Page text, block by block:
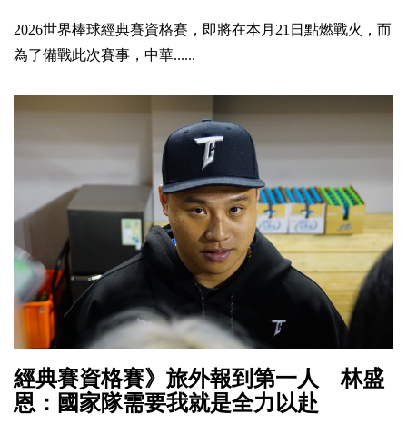
2026世界棒球經典賽資格賽，即將在本月21日點燃戰火，而
為了備戰此次賽事，中華......
經典賽資格賽》旅外報到第一人 林盛
恩：國家隊需要我就是全力以赴